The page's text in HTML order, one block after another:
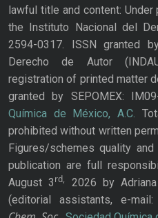
lawful title and content:
the Instituto Nacional del
2594-0317. ISSN granted
Derecho de Autor
registration of printed matter
granted by SEPOMEX:
Química de México, A.C.
prohibited without written
Figures/schemes quality
publication are full
August 3rd,
2026 by
(editorial assistants, e-mail: